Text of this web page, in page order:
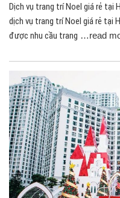
Dịch vụ trang trí Noel giá rẻ tại
dịch vụ trang trí Noel giá rẻ tại
được nhu cầu trang …read